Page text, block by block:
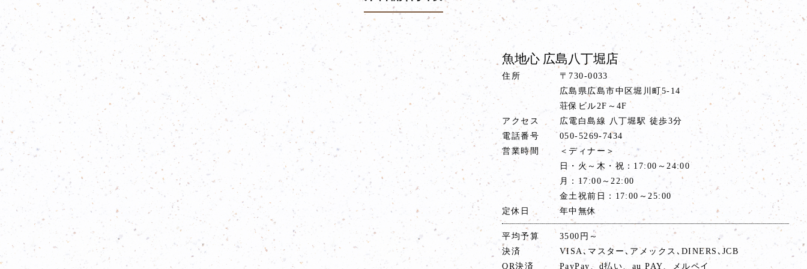
魚地心 広島八丁堀店
住所
〒730-0033
広島県広島市中区堀川町5-14
荘保ビル2F～4F
アクセス
広電白島線 八丁堀駅 徒歩3分
電話番号
050-5269-7434
営業時間
＜ディナー＞
日・火～木・祝：17:00～24:00
月：17:00～22:00
金土祝前日：17:00～25:00
定休日
年中無休
平均予算
3500円～
決済
VISA､マスター､アメックス､DINERS､JCB
QR決済
PayPay、d払い、au PAY、メルペイ